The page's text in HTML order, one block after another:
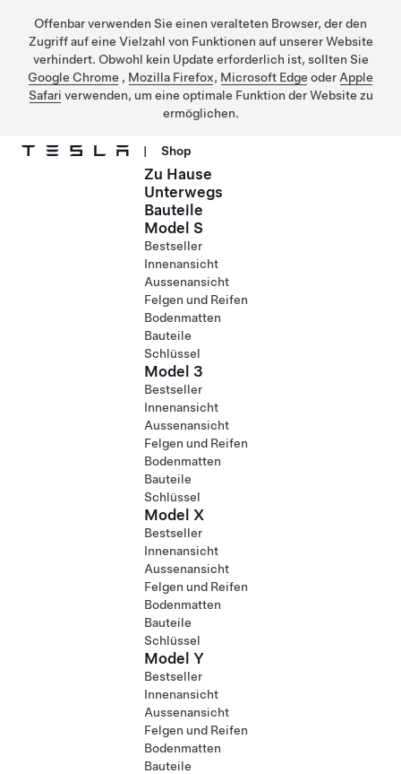
Offenbar verwenden Sie einen veralteten Browser, der den
Zugriff auf eine Vielzahl von Funktionen auf unserer Website
verhindert. Obwohl kein Update erforderlich ist, sollten Sie
Google Chrome , Mozilla Firefox, Microsoft Edge oder Apple
Safari verwenden, um eine optimale Funktion der Website zu
ermöglichen.
| Shop
Zu Hause
Unterwegs
Bauteile
Model S
Bestseller
Innenansicht
Aussenansicht
Felgen und Reifen
Bodenmatten
Bauteile
Schlüssel
Model 3
Bestseller
Innenansicht
Aussenansicht
Felgen und Reifen
Bodenmatten
Bauteile
Schlüssel
Model X
Bestseller
Innenansicht
Aussenansicht
Felgen und Reifen
Bodenmatten
Bauteile
Schlüssel
Model Y
Bestseller
Innenansicht
Aussenansicht
Felgen und Reifen
Bodenmatten
Bauteile